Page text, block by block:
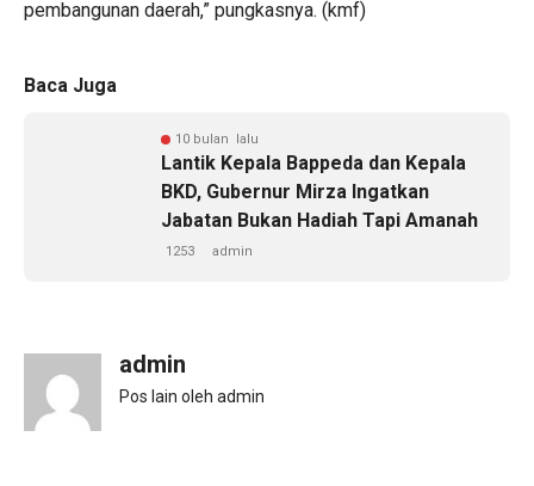
pembangunan daerah,” pungkasnya. (kmf)
Baca Juga
10 bulan lalu
‎Lantik Kepala Bappeda dan Kepala
BKD, Gubernur Mirza Ingatkan
Jabatan Bukan Hadiah Tapi Amanah
1253 admin
admin
Pos lain oleh admin